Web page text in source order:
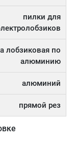
пилки для
лобзиковая по
алюминию
алюминий
прямой рез